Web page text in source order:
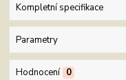
Kompletní specifikace
Parametry
Hodnocení 0